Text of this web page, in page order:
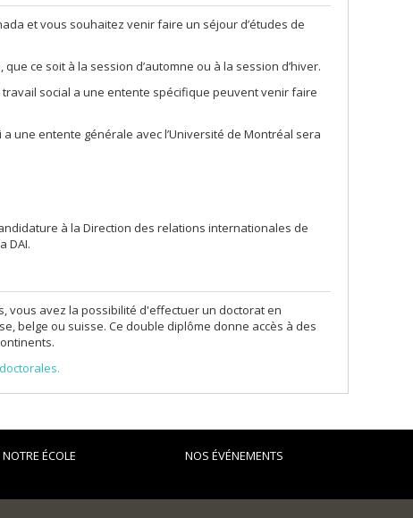
et vous souhaitez venir faire un séjour d’études de
ce soit à la session d’automne ou à la session d’hiver.
social a une entente spécifique peuvent venir faire
une entente générale avec l’Université de Montréal sera
à la Direction des relations internationales de
DAI.
vous avez la possibilité d'effectuer un doctorat en
belge ou suisse. Ce double diplôme donne accès à des
NOTRE ÉCOLE NOS ÉVÉNEMENTS